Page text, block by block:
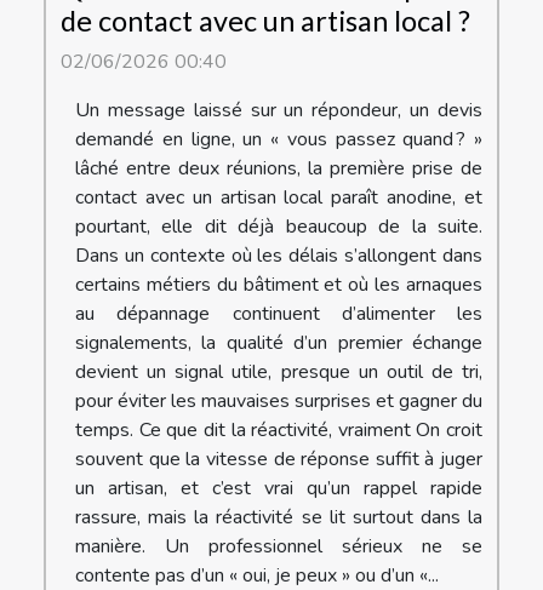
de contact avec un artisan local ?
02/06/2026 00:40
Un message laissé sur un répondeur, un devis
demandé en ligne, un « vous passez quand ? »
lâché entre deux réunions, la première prise de
contact avec un artisan local paraît anodine, et
pourtant, elle dit déjà beaucoup de la suite.
Dans un contexte où les délais s’allongent dans
certains métiers du bâtiment et où les arnaques
au dépannage continuent d’alimenter les
signalements, la qualité d’un premier échange
devient un signal utile, presque un outil de tri,
pour éviter les mauvaises surprises et gagner du
temps. Ce que dit la réactivité, vraiment On croit
souvent que la vitesse de réponse suffit à juger
un artisan, et c’est vrai qu’un rappel rapide
rassure, mais la réactivité se lit surtout dans la
manière. Un professionnel sérieux ne se
contente pas d’un « oui, je peux » ou d’un «...